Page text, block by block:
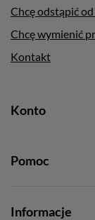
Chcę odstąpić
Chcę wymienić
Kontakt
Konto
Pomoc
Informacje